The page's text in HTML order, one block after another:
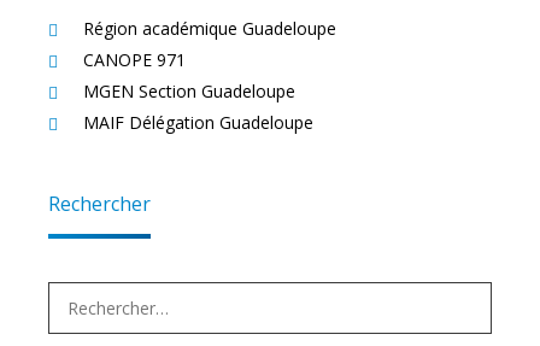
Région académique Guadeloupe
CANOPE 971
MGEN Section Guadeloupe
MAIF Délégation Guadeloupe
Rechercher